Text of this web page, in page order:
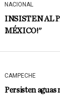
NACIONAL
INSISTEN AL
MÉXICO!”
CAMPECHE
Persisten aguas